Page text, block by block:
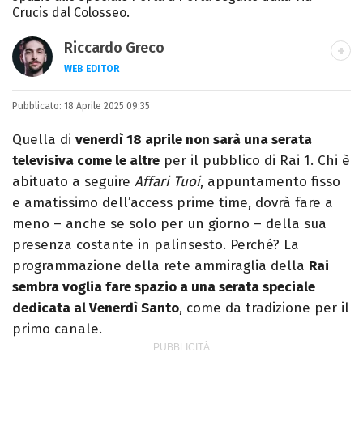
Crucis dal Colosseo.
Riccardo Greco
WEB EDITOR
LINKEDIN
Si avvicina all'editoria studiando all'IED
come Fashion Editor. Si specializza poi in
Comunicazione digitale, Giornalismo e
Nuovi media presso La Sapienza,
collaborando con alcune testate ed uffici
stampa.
Pubblicato: 18 Aprile 2025 09:35
Quella di venerdì 18 aprile non sarà una serata
televisiva come le altre per il pubblico di Rai 1. Chi è
abituato a seguire Affari Tuoi, appuntamento fisso
e amatissimo dell’access prime time, dovrà fare a
meno – anche se solo per un giorno – della sua
presenza costante in palinsesto. Perché? La
programmazione della rete ammiraglia della Rai
sembra voglia fare spazio a una serata speciale
dedicata al Venerdì Santo, come da tradizione per il
primo canale.